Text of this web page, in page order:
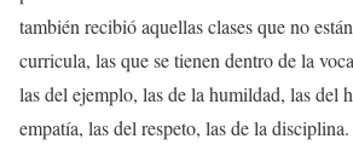
también recibió aquellas clases que no
curricula, las que se tienen dentro de la
las del ejemplo, las de la humildad, las del
empatía, las del respeto, las de la disciplina.